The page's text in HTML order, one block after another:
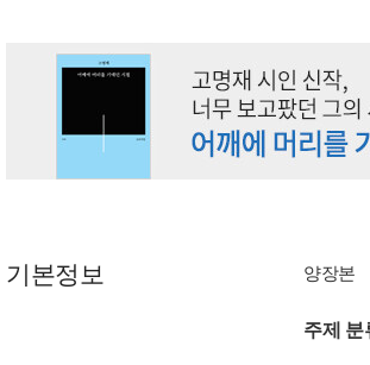
기본정보 양장본
주제 분